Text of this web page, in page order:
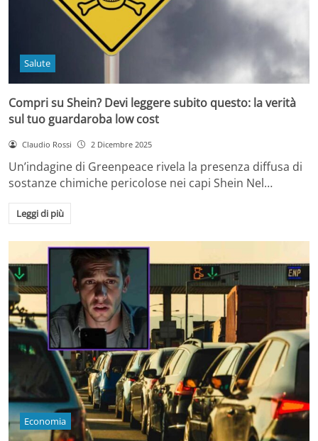
Salute
Compri su Shein? Devi leggere subito questo: la verità
sul tuo guardaroba low cost
Claudio Rossi 2 Dicembre 2025
Un’indagine di Greenpeace rivela la presenza diffusa di
sostanze chimiche pericolose nei capi Shein Nel…
Leggi di più
Economia